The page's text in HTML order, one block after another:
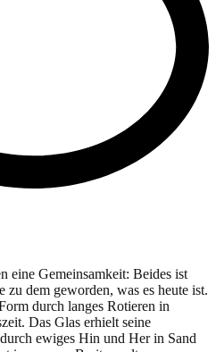
eine Gemeinsamkeit: Beides ist
zu dem geworden, was es heute ist.
durch langes Rotieren in
Das Glas erhielt seine
ewiges Hin und Her in Sand